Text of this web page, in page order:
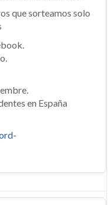
que sorteamos solo
en España